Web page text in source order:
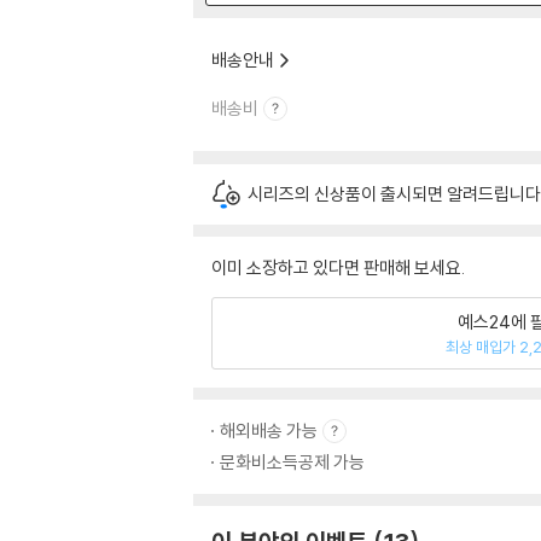
배송안내
배송비
시리즈의 신상품이 출시되면 알려드립니
이미 소장하고 있다면 판매해 보세요.
예스24에
최상 매입가
해외배송 가능
문화비소득공제 가능